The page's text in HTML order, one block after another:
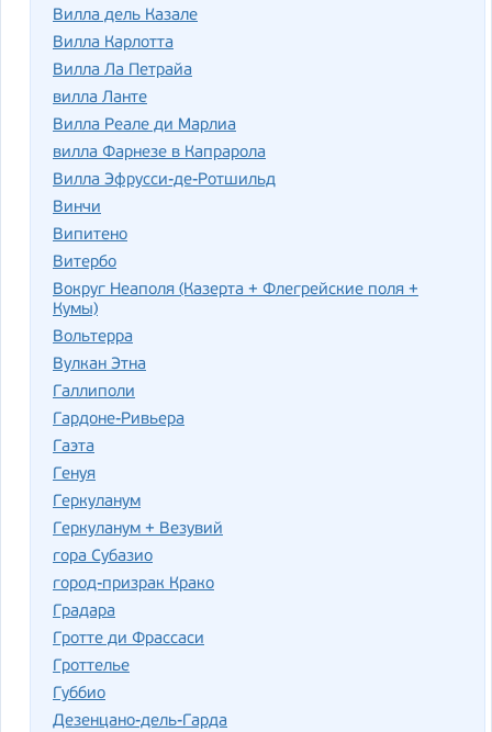
Вилла дель Казале
Вилла Карлотта
Вилла Ла Петрайа
вилла Ланте
Вилла Реале ди Марлиа
вилла Фарнезе в Капрарола
Вилла Эфрусси-де-Ротшильд
Винчи
Випитено
Витербо
Вокруг Неаполя (Казерта + Флегрейские поля +
Кумы)
Вольтерра
Вулкан Этна
Галлиполи
Гардоне-Ривьера
Гаэта
Генуя
Геркуланум
Геркуланум + Везувий
гора Субазио
город-призрак Крако
Градара
Гротте ди Фрассаси
Гроттелье
Губбио
Дезенцано-дель-Гарда